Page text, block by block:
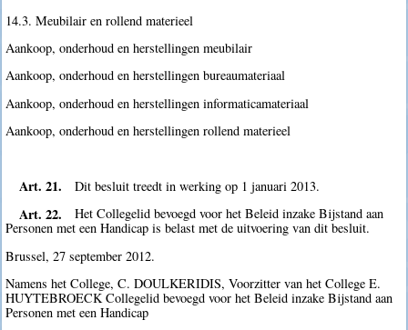
14.3. Meubilair en rollend materieel
Aankoop, onderhoud en herstellingen meubilair
Aankoop, onderhoud en herstellingen bureaumateriaal
Aankoop, onderhoud en herstellingen informaticamateriaal
Aankoop, onderhoud en herstellingen rollend materieel
Art. 21. Dit besluit treedt in werking op 1 januari 2013.
Art. 22.
Het Collegelid bevoegd voor het Beleid inzake Bijstand aan
Personen met een Handicap is belast met de uitvoering van dit besluit.
Brussel, 27 september 2012.
Namens het College, C. DOULKERIDIS, Voorzitter van het College E.
HUYTEBROECK Collegelid bevoegd voor het Beleid inzake Bijstand aan
Personen met een Handicap